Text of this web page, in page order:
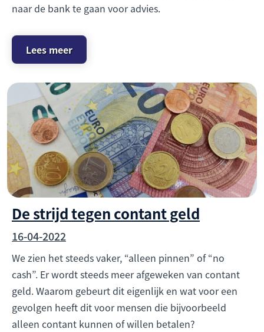
naar de bank te gaan voor advies.
Lees meer
De strijd tegen contant geld
16-04-2022
We zien het steeds vaker, “alleen pinnen” of “no
cash”. Er wordt steeds meer afgeweken van contant
geld. Waarom gebeurt dit eigenlijk en wat voor een
gevolgen heeft dit voor mensen die bijvoorbeeld
alleen contant kunnen of willen betalen?